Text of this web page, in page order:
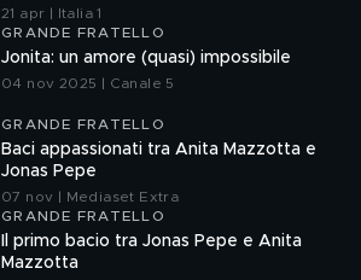
21 apr | Italia 1
GRANDE FRATELLO
Jonita: un amore (quasi) impossibile
04 nov 2025 | Canale 5
GRANDE FRATELLO
Baci appassionati tra Anita Mazzotta e
Jonas Pepe
07 nov | Mediaset Extra
GRANDE FRATELLO
Il primo bacio tra Jonas Pepe e Anita
Mazzotta